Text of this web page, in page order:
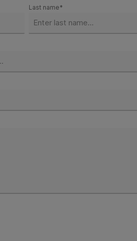
Last name*